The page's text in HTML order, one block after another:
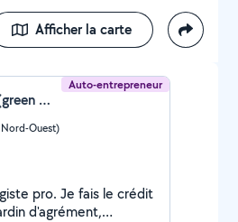
Afficher la carte
Auto-entrepreneur
Thomas Boisseron (green magic)
Ouest)
pro. Je fais le crédit
d'agrément,